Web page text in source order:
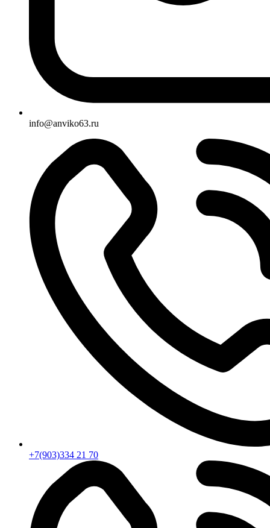
info@anviko63.ru
+7(903)334 21 70